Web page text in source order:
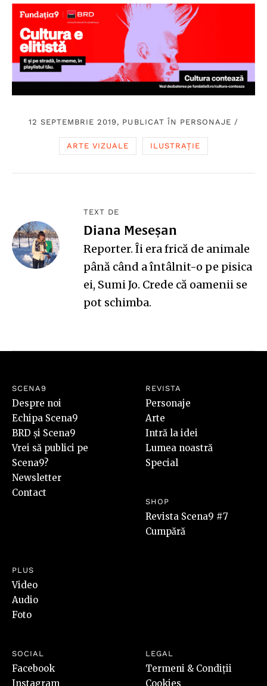
12 SEPTEMBRIE 2019, PUBLICAT ÎN PERSONAJE /
ARTE VIZUALE ILUSTRAȚIE
TEXT DE
Diana Meseșan
Reporter. Îi era frică de animale
până când a întâlnit-o pe pisica
ei, Sumi Jo. Crede că oamenii se
pot schimba.
SCENA9
Despre noi
Echipa Scena9
BRD și Scena9
Vrei să publici pe
Scena9?
Newsletter
Contact
REVISTA
Personaje
Arte
Intră la idei
Lumea noastră
Special
SHOP
Revista Scena9 #7
Cumpără
PLUS
Video
Audio
Foto
SOCIAL
Facebook
Instagram
LEGAL
Termeni & Condiții
Cookies